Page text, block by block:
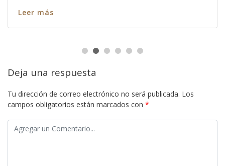
Leer más
Deja una respuesta
Tu dirección de correo electrónico no será publicada. Los
campos obligatorios están marcados con *